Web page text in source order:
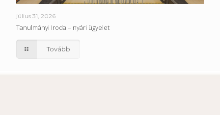
július 31, 2026
Tanulmányi Iroda – nyári ügyelet
Tovább